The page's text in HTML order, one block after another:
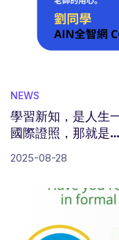
NEWS
學習新知，是人生
國際證照，那就是
2025-08-28